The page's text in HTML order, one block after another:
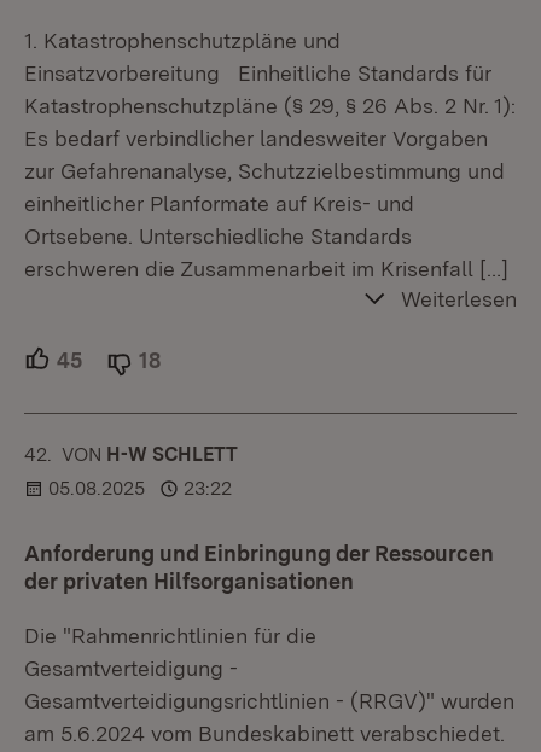
1. Katastrophenschutzpläne und
Einsatzvorbereitung Einheitliche Standards für
Katastrophenschutzpläne (§ 29, § 26 Abs. 2 Nr. 1):
Es bedarf verbindlicher landesweiter Vorgaben
zur Gefahrenanalyse, Schutzzielbestimmung und
einheitlicher Planformate auf Kreis- und
Ortsebene. Unterschiedliche Standards
erschweren die Zusammenarbeit im Krisenfall […]
Weiterlesen
45 Unterstützer.
18
42. KOMMENTAR
VON :H-W SCHLETT
05.08.2025
23:22
Anforderung und Einbringung der Ressourcen
der privaten Hilfsorganisationen
Die "Rahmenrichtlinien für die
Gesamtverteidigung -
Gesamtverteidigungsrichtlinien - (RRGV)" wurden
am 5.6.2024 vom Bundeskabinett verabschiedet.